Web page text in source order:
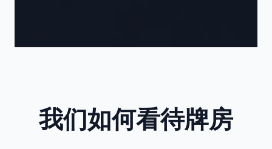
我们如何看待牌房